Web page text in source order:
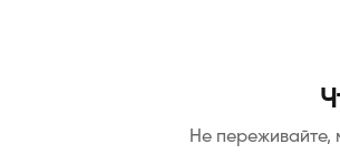
Не переживайте,